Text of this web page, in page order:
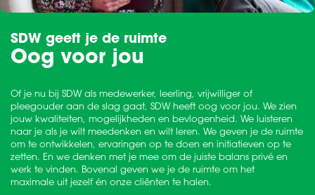
SDW geeft je de ruimte
Oog voor jou
Of je nu bij SDW als medewerker, leerling, vrijwilliger of
pleegouder aan de slag gaat, SDW heeft oog voor jou. We zien
jouw kwaliteiten, mogelijkheden en bevlogenheid. We luisteren
naar je als je wilt meedenken en wilt leren. We geven je de ruimte
om te ontwikkelen, ervaringen op te doen en initiatieven op te
zetten. En we denken met je mee om de juiste balans privé en
werk te vinden. Bovenal geven we je de ruimte om het
maximale uit jezelf én onze cliënten te halen.